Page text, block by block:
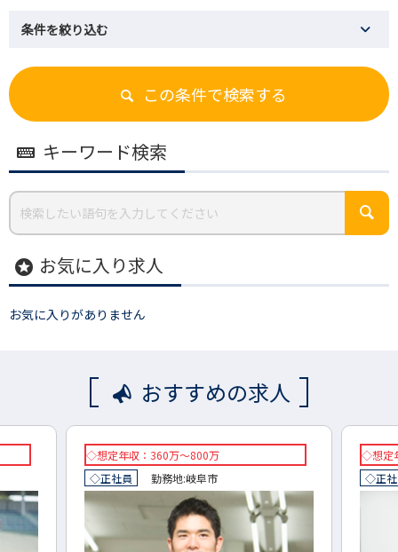
条件を絞り込む
この条件で検索する
キーワード検索
stars お気に入り求人
お気に入りがありません
おすすめの求人
◇想定年収：360万～800万
◇正社員
勤務地:岐阜市
◇想定
◇正